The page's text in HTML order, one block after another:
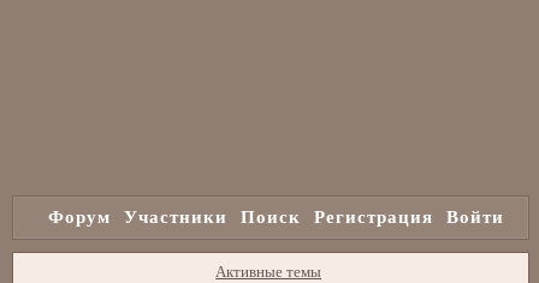
Форум Участники Поиск Регистрация Войти
Активные темы